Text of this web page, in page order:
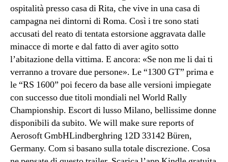
ospitalità presso casa di Rita, che vive in una casa di
campagna nei dintorni di Roma. Così i tre sono stati
accusati del reato di tentata estorsione aggravata dalle
minacce di morte e dal fatto di aver agito sotto
l’abitazione della vittima. E ancora: «Se non me li dai ti
verranno a trovare due persone». Le “1300 GT” prima e
le “RS 1600” poi fecero da base alle versioni impiegate
con successo due titoli mondiali nel World Rally
Championship. Escort di lusso Milano, bellissime donne
disponibili da subito. We will make sure reports of
Aerosoft GmbHLindberghring 12D 33142 Büren,
Germany. Com si basano sulla totale discrezione. Cosa